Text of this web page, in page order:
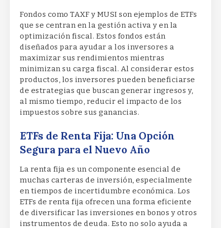
Fondos como TAXF y MUSI son ejemplos de ETFs
que se centran en la gestión activa y en la
optimización fiscal. Estos fondos están
diseñados para ayudar a los inversores a
maximizar sus rendimientos mientras
minimizan su carga fiscal. Al considerar estos
productos, los inversores pueden beneficiarse
de estrategias que buscan generar ingresos y,
al mismo tiempo, reducir el impacto de los
impuestos sobre sus ganancias.
ETFs de Renta Fija: Una Opción
Segura para el Nuevo Año
La renta fija es un componente esencial de
muchas carteras de inversión, especialmente
en tiempos de incertidumbre económica. Los
ETFs de renta fija ofrecen una forma eficiente
de diversificar las inversiones en bonos y otros
instrumentos de deuda. Esto no solo ayuda a